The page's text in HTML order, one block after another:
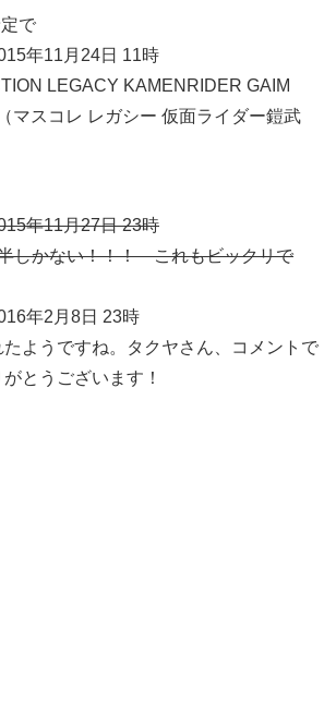
で
年11月24日 11時
LEGACY KAMENRIDER GAIM
マスコレ レガシー 仮面ライダー鎧武
年11月27日 23時
しかない！！！ これもビックリで
年2月8日 23時
たようですね。タクヤさん、コメントで
とうございます！